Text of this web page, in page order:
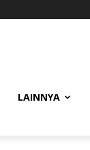
LAINNYA